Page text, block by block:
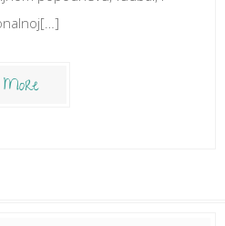
More